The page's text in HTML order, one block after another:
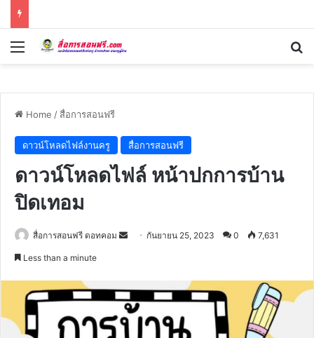
Menu
Home / สื่อการสอนฟรี
ดาวน์โหลดไฟล์งานครู สื่อการสอนฟรี
ดาวน์โหลดไฟล์ หน้าปกการบ้าน
ปิดเทอม
สื่อการสอนฟรี ดอทคอม
Send กันยายน 25, 2023 0 7,631
Less than a minute